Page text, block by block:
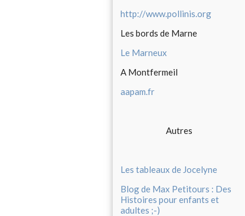
http://www.pollinis.org
Les bords de Marne
Le Marneux
A Montfermeil
aapam.fr
Autres
Les tableaux de Jocelyne
Blog de Max Petitours : Des
Histoires pour enfants et
adultes ;-)